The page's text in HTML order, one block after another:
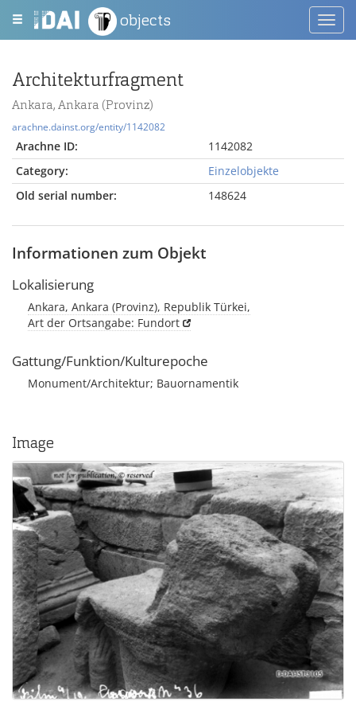
objects
Architekturfragment
Ankara, Ankara (Provinz)
arachne.dainst.org/entity/1142082
Arachne ID:
1142082
Category:
Einzelobjekte
Old serial number:
148624
Informationen zum Objekt
Lokalisierung
Ankara, Ankara (Provinz), Republik Türkei,
Art der Ortsangabe: Fundort
Gattung/Funktion/Kulturepoche
Monument/Architektur; Bauornamentik
Image